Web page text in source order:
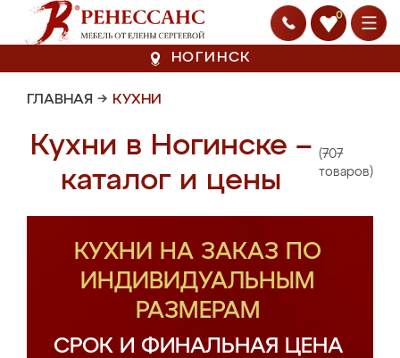
0
НОГИНСК
ГЛАВНАЯ → КУХНИ
Кухни в Ногинске –
каталог и цены
(707
товаров)
КУХНИ НА ЗАКАЗ ПО
ИНДИВИДУАЛЬНЫМ
РАЗМЕРАМ
СРОК И ФИНАЛЬНАЯ ЦЕНА